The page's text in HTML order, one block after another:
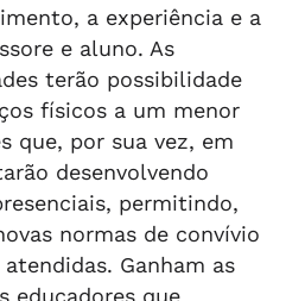
a experiência e a
e aluno. As
terão possibilidade
físicos a um menor
que, por sua vez, em
desenvolvendo
permitindo,
normas de convívio
Ganham as
educadores que